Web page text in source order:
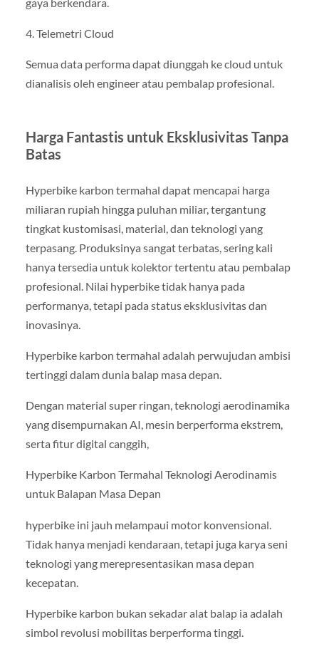
4. Telemetri Cloud
Semua data performa dapat diunggah ke cloud untuk
dianalisis oleh engineer atau pembalap profesional.
Harga Fantastis untuk Eksklusivitas Tanpa
Batas
Hyperbike karbon termahal dapat mencapai harga
miliaran rupiah hingga puluhan miliar, tergantung
tingkat kustomisasi, material, dan teknologi yang
terpasang. Produksinya sangat terbatas, sering kali
hanya tersedia untuk kolektor tertentu atau pembalap
profesional. Nilai hyperbike tidak hanya pada
performanya, tetapi pada status eksklusivitas dan
inovasinya.
Hyperbike karbon termahal adalah perwujudan ambisi
tertinggi dalam dunia balap masa depan.
Dengan material super ringan, teknologi aerodinamika
yang disempurnakan AI, mesin berperforma ekstrem,
serta fitur digital canggih,
Hyperbike Karbon Termahal Teknologi Aerodinamis
untuk Balapan Masa Depan
hyperbike ini jauh melampaui motor konvensional.
Tidak hanya menjadi kendaraan, tetapi juga karya seni
teknologi yang merepresentasikan masa depan
kecepatan.
Hyperbike karbon bukan sekadar alat balap ia adalah
simbol revolusi mobilitas berperforma tinggi.